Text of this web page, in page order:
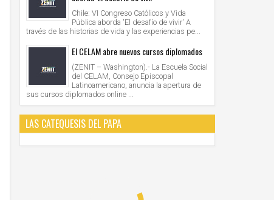
Chile: VI Congreso Católicos y Vida
Pública aborda 'El desafío de vivir' A
través de las historias de vida y las experiencias pe...
El CELAM abre nuevos cursos diplomados
(ZENIT – Washington).- La Escuela Social
del CELAM, Consejo Episcopal
Latinoamericano, anuncia la apertura de
sus cursos diplomados online ...
LAS CATEQUESIS DEL PAPA